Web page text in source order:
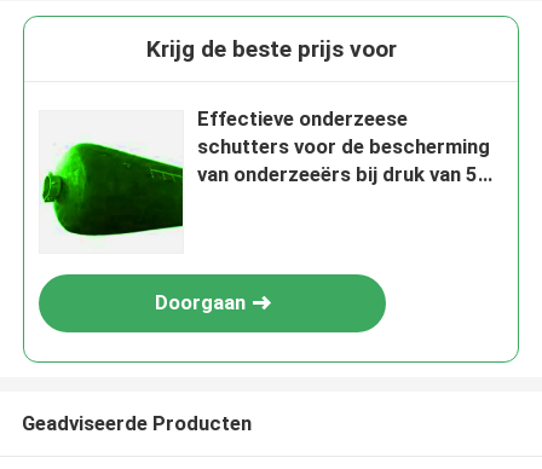
Krijg de beste prijs voor
Effectieve onderzeese
schutters voor de bescherming
van onderzeeërs bij druk van 50
Doorgaan
Geadviseerde Producten